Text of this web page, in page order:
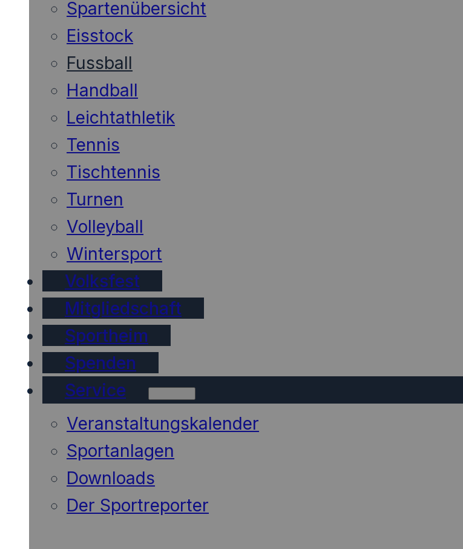
Spartenübersicht
Eisstock
Fussball
Handball
Leichtathletik
Tennis
Tischtennis
Turnen
Volleyball
Wintersport
Volksfest
Mitgliedschaft
Sportheim
Spenden
Service
Veranstaltungskalender
Sportanlagen
Downloads
Der Sportreporter